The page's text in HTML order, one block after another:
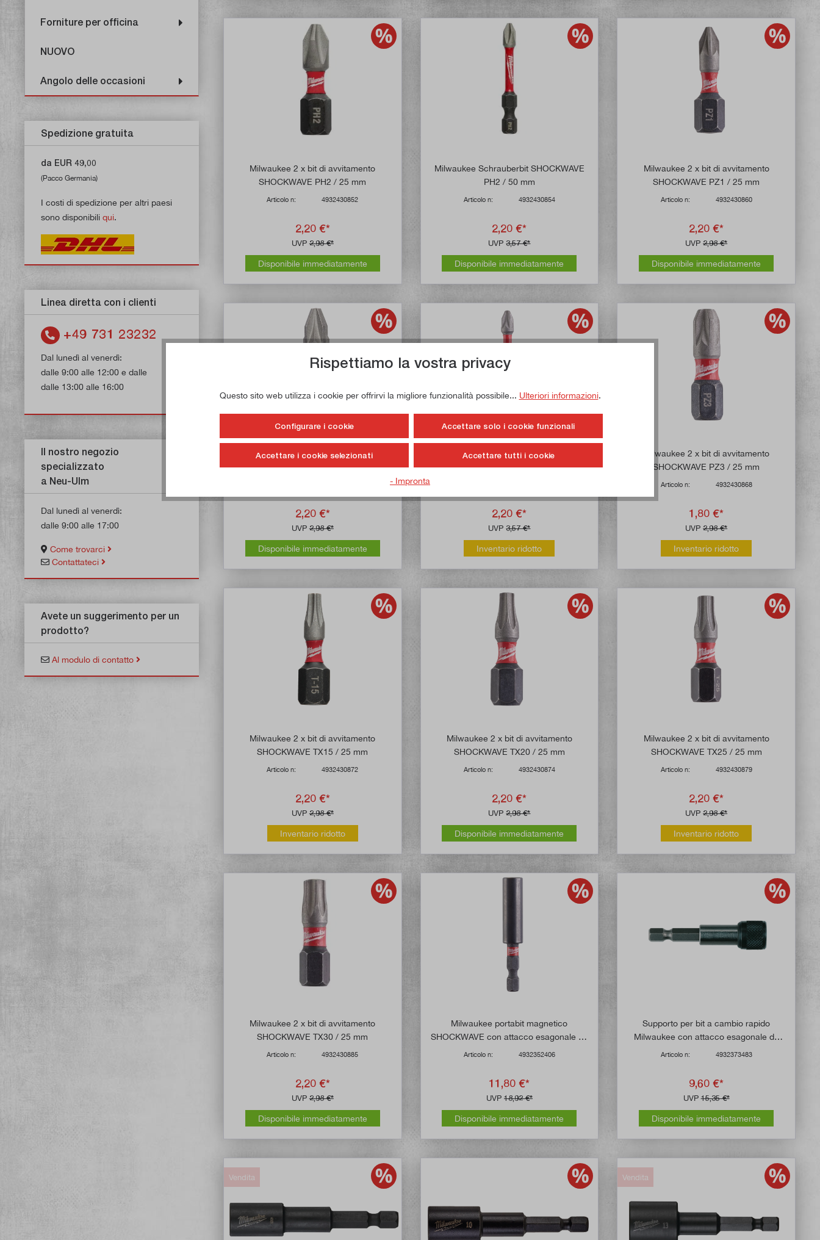
Forniture per officina
NUOVO
Angolo delle occasioni
Spedizione gratuita
da EUR 49,00
(Pacco Germania)
I costi di spedizione per altri paesi
sono disponibili qui.
Linea diretta con i clienti
+49 731 23232
Dal lunedì al venerdì:
dalle 9:00 alle 12:00 e dalle
dalle 13:00 alle 16:00
Il nostro negozio
specializzato
a Neu-Ulm
Dal lunedì al venerdì:
dalle 9:00 alle 17:00
Come trovarci
Contattateci
Avete un suggerimento per un
prodotto?
Al modulo di contatto
Milwaukee 2 x bit di avvitamento
SHOCKWAVE PH2 / 25 mm
Articolo n: 4932430852
2,20 €*
UVP2,98 €*
Disponibile immediatamente
Milwaukee Schrauberbit SHOCKWAVE
PH2 / 50 mm
Articolo n: 4932430854
2,20 €*
UVP3,57 €*
Disponibile immediatamente
Milwaukee 2 x bit di avvitamento
SHOCKWAVE PZ1 / 25 mm
Articolo n: 4932430860
2,20 €*
UVP2,98 €*
Disponibile immediatamente
Milwaukee 2 x bit di avvitamento
SHOCKWAVE PZ2 / 25 mm
2,20 €*
UVP2,98 €*
Disponibile immediatamente
Milwaukee bit di avvitamento
SHOCKWAVE PZ2 / 50 mm
2,20 €*
UVP3,57 €*
Inventario ridotto
Milwaukee 2 x bit di avvitamento
SHOCKWAVE PZ3 / 25 mm
Articolo n: 4932430868
1,80 €*
UVP2,98 €*
Inventario ridotto
Milwaukee 2 x bit di avvitamento
SHOCKWAVE TX15 / 25 mm
Articolo n: 4932430872
2,20 €*
UVP2,98 €*
Inventario ridotto
Milwaukee 2 x bit di avvitamento
SHOCKWAVE TX20 / 25 mm
Articolo n: 4932430874
2,20 €*
UVP2,98 €*
Disponibile immediatamente
Milwaukee 2 x bit di avvitamento
SHOCKWAVE TX25 / 25 mm
Articolo n: 4932430879
2,20 €*
UVP2,98 €*
Inventario ridotto
Milwaukee 2 x bit di avvitamento
SHOCKWAVE TX30 / 25 mm
Articolo n: 4932430885
2,20 €*
UVP2,98 €*
Disponibile immediatamente
Milwaukee portabit magnetico
SHOCKWAVE con attacco esagonale da
Articolo n: 4932352406
11,80 €*
UVP 18,92 €*
Disponibile immediatamente
Supporto per bit a cambio rapido
Milwaukee con attacco esagonale da
Articolo n: 4932373483
9,60 €*
UVP15,35 €*
Disponibile immediatamente
Vendita Vendita
Rispettiamo la vostra privacy
Questo sito web utilizza i cookie per offrirvi la migliore funzionalità possibile... Ulteriori informazioni.
Configurare i cookie Accettare solo i cookie funzionali
Accettare i cookie selezionati Accettare tutti i cookie
- Impronta